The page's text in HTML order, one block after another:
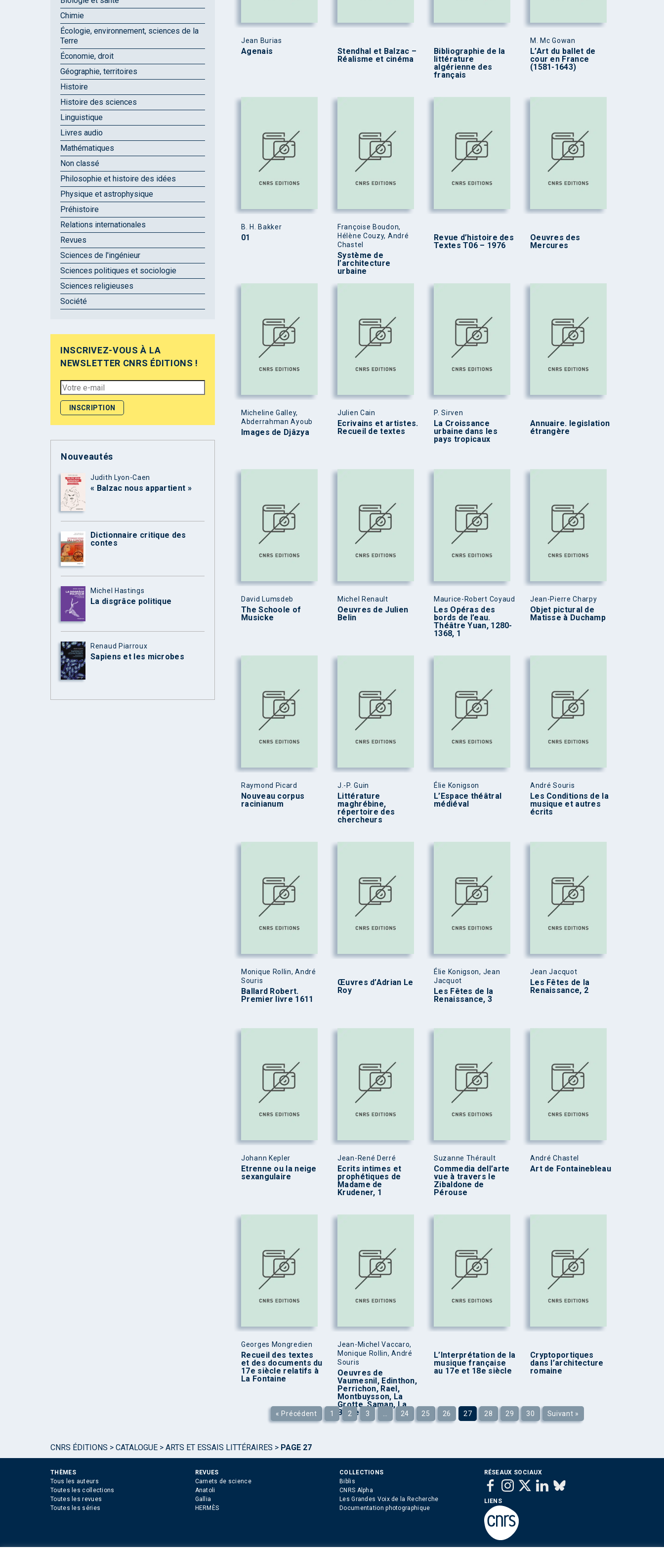
Jean Burias
Agenais
Stendhal et Balzac –
Réalisme et cinéma
Bibliographie de la
littérature
algérienne des
français
M. Mc Gowan
L’Art du ballet de
cour en France
(1581-1643)
B. H. Bakker
01
Françoise Boudon,
Hélène Couzy, André
Chastel
Système de
l’architecture
urbaine
Revue d’histoire des
Textes T06 – 1976
Oeuvres des
Mercures
Micheline Galley,
Abderrahman Ayoub
Images de Djâzya
Julien Cain
Ecrivains et artistes.
Recueil de textes
P. Sirven
La Croissance
urbaine dans les
pays tropicaux
Annuaire. legislation
étrangère
David Lumsdeb
The Schoole of
Musicke
Michel Renault
Oeuvres de Julien
Belin
Maurice-Robert Coyaud
Les Opéras des
bords de l’eau.
Théâtre Yuan, 1280-
1368, 1
Jean-Pierre Charpy
Objet pictural de
Matisse à Duchamp
Raymond Picard
Nouveau corpus
racinianum
J.-P. Guin
Littérature
maghrébine,
répertoire des
chercheurs
Élie Konigson
L’Espace théâtral
médiéval
André Souris
Les Conditions de la
musique et autres
écrits
Monique Rollin, André
Souris
Ballard Robert.
Premier livre 1611
Œuvres d’Adrian Le
Roy
Élie Konigson, Jean
Jacquot
Les Fêtes de la
Renaissance, 3
Jean Jacquot
Les Fêtes de la
Renaissance, 2
Johann Kepler
Etrenne ou la neige
sexangulaire
Jean-René Derré
Ecrits intimes et
prophétiques de
Madame de
Krudener, 1
Suzanne Thérault
Commedia dell’arte
vue à travers le
Zibaldone de
Pérouse
André Chastel
Art de Fontainebleau
Georges Mongredien
Recueil des textes
et des documents du
17e siècle relatifs à
La Fontaine
Jean-Michel Vaccaro,
Monique Rollin, André
Souris
Oeuvres de
Vaumesnil, Edinthon,
Perrichon, Rael,
Montbuysson, La
Grotte, Saman, La
Barre
L’Interprétation de la
musique française
au 17e et 18e siècle
Cryptoportiques
dans l’architecture
romaine
« Précédent 1 2 3 24 25 26 27 28 29 30 Suivant »
Chimie
Écologie, environnement, sciences de la
Terre
Économie, droit
Géographie, territoires
Histoire
Histoire des sciences
Linguistique
Livres audio
Mathématiques
Non classé
Philosophie et histoire des idées
Physique et astrophysique
Préhistoire
Relations internationales
Revues
Sciences de l'ingénieur
Sciences politiques et sociologie
Sciences religieuses
Société
INSCRIVEZ-VOUS À LA
NEWSLETTER CNRS ÉDITIONS !
Nouveautés
Judith Lyon-Caen
« Balzac nous appartient »
Dictionnaire critique des
contes
Michel Hastings
La disgrâce politique
Renaud Piarroux
Sapiens et les microbes
CNRS ÉDITIONS > CATALOGUE > ARTS ET ESSAIS LITTÉRAIRES > PAGE 27
THÈMES
Tous les auteurs
Toutes les collections
Toutes les revues
Toutes les séries
REVUES
Carnets de science
Anatoli
Gallia
HERMÈS
COLLECTIONS
Biblis
CNRS Alpha
Les Grandes Voix de la Recherche
Documentation photographique
RÉSEAUX SOCIAUX
LIENS